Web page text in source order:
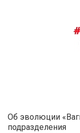
Об эволюции
подразделения